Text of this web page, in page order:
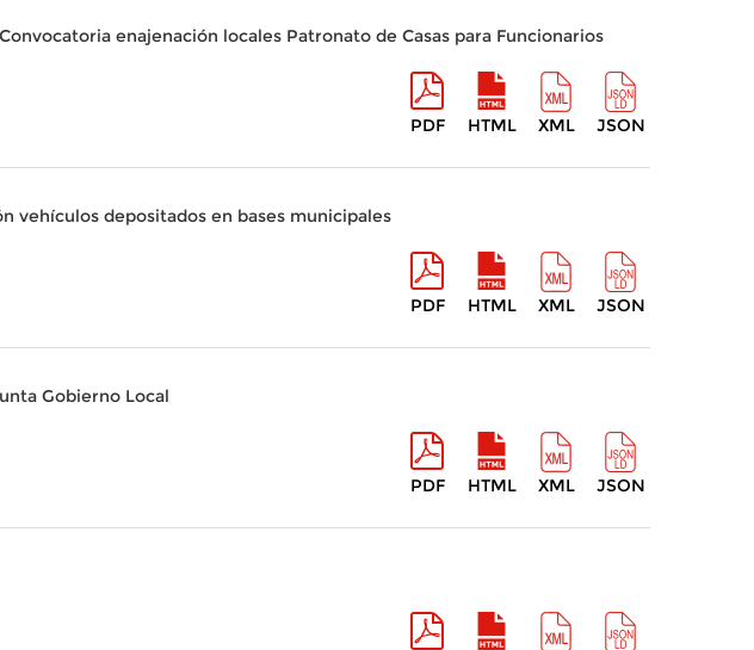
enajenación locales Patronato de Casas para Funcionarios
PDF HTML XML JSON
vehículos depositados en bases municipales
PDF HTML XML JSON
Gobierno Local
PDF HTML XML JSON